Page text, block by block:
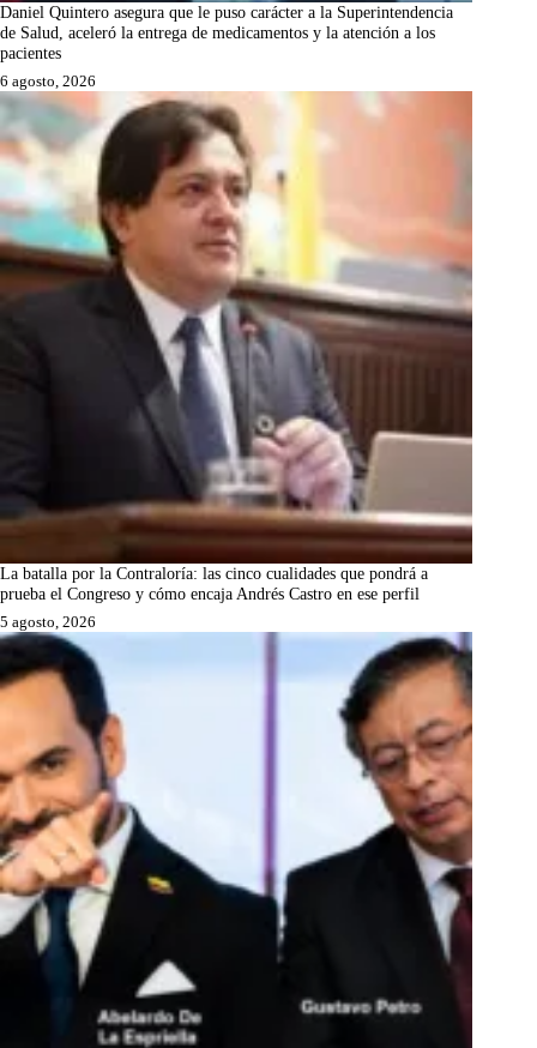
Daniel Quintero asegura que le puso carácter a la Superintendencia
de Salud, aceleró la entrega de medicamentos y la atención a los
pacientes
6 agosto, 2026
La batalla por la Contraloría: las cinco cualidades que pondrá a
prueba el Congreso y cómo encaja Andrés Castro en ese perfil
5 agosto, 2026